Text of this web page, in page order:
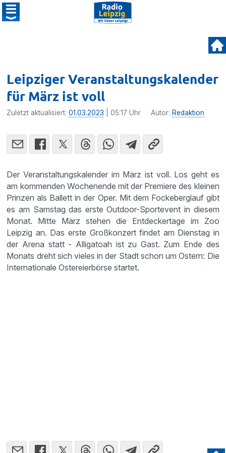
Leipziger Veranstaltungskalender
für März ist voll
Zuletzt aktualisiert:01.03.2023 | 05:17 Uhr Autor: Redaktion
Der Veranstaltungskalender im März ist voll. Los geht es
am kommenden Wochenende mit der Premiere des kleinen
Prinzen als Ballett in der Oper. Mit dem Fockeberglauf gibt
es am Samstag das erste Outdoor-Sportevent in diesem
Monat. Mitte März stehen die Entdeckertage im Zoo
Leipzig an. Das erste Großkonzert findet am Dienstag in
der Arena statt - Alligatoah ist zu Gast. Zum Ende des
Monats dreht sich vieles in der Stadt schon um Ostern: Die
Internationale Ostereierbörse startet.